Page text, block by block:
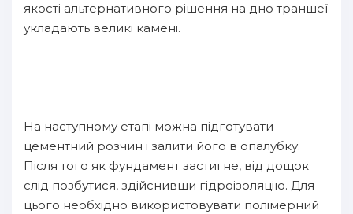
якості альтернативного рішення на дно траншеї
укладають великі камені.
На наступному етапі можна підготувати
цементний розчин і залити його в опалубку.
Після того як фундамент застигне, від дощок
слід позбутися, здійснивши гідроізоляцію. Для
цього необхідно використовувати полімерний